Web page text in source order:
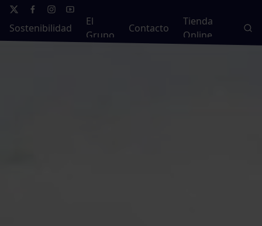
Sostenibilidad
El
Grupo
Contacto
Tienda
Online